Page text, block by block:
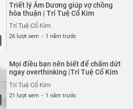
Triết lý Âm Dương giúp vợ chồng
hòa thuận | Trí Tuệ Cổ Kim
Trí Tuệ Cổ Kim
26 lượt xem - 1 năm trước
Mọi điều bạn nên biết để chấm dứt
ngay overthinking |Trí Tuệ Cổ Kim
Trí Tuệ Cổ Kim
21 lượt xem - 1 năm trước